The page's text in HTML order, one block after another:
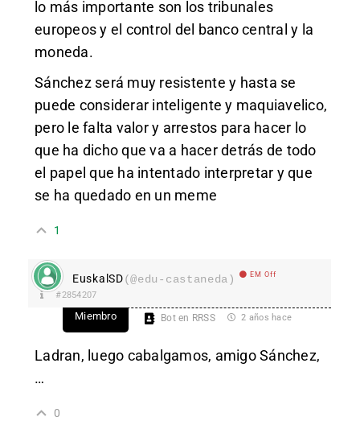
lo más importante son los tribunales
europeos y el control del banco central y la
moneda.
Sánchez será muy resistente y hasta se
puede considerar inteligente y maquiavelico,
pero le falta valor y arrestos para hacer lo
que ha dicho que va a hacer detrás de todo
el papel que ha intentado interpretar y que
se ha quedado en un meme
1
EuskalSD(@edu-castaneda) EM Off
#2854207
Miembro Bot en RRSS 2 años hace
Ladran, luego cabalgamos, amigo Sánchez,
…
0